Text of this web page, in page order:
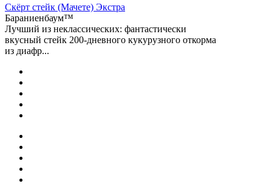
Скёрт стейк (Мачете) Экстра
Бараниенбаум™
Лучший из неклассических: фантастически
вкусный стейк 200-дневного кукурузного откорма
из диафр...